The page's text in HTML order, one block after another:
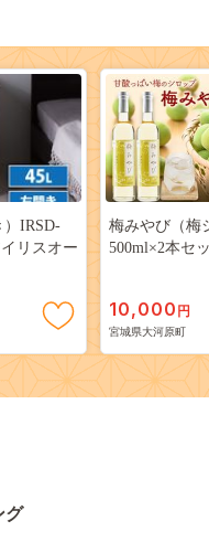
IRSD-
リスオー
梅みやび（梅
500ml×2本セ
10,000 円
宮城県大河原町
グ